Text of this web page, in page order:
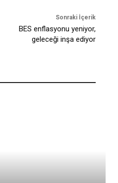
Sonraki İçerik
BES enflasyonu yeniyor,
geleceği inşa ediyor